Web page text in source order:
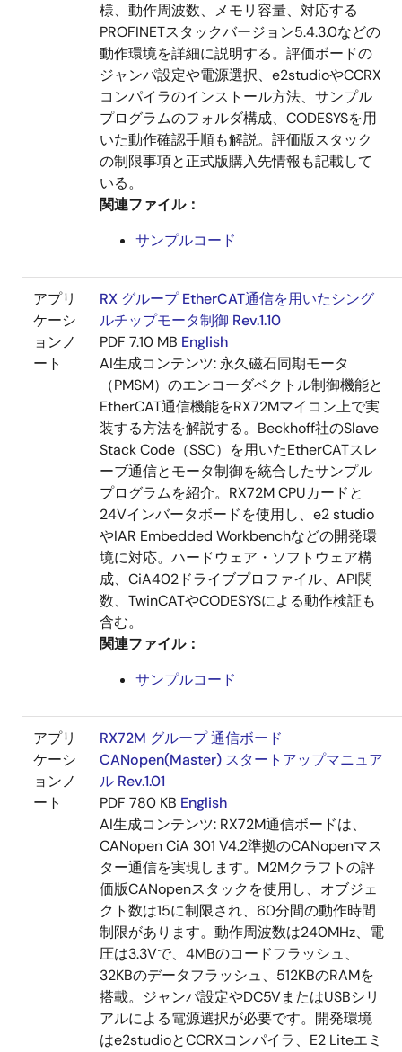
様、動作周波数、メモリ容量、対応する
PROFINETスタックバージョン5.4.3.0などの
動作環境を詳細に説明する。評価ボードの
ジャンパ設定や電源選択、e2studioやCCRX
コンパイラのインストール方法、サンプル
プログラムのフォルダ構成、CODESYSを用
いた動作確認手順も解説。評価版スタック
の制限事項と正式版購入先情報も記載して
いる。
関連ファイル：
サンプルコード
アプリ
ケーシ
ョンノ
ート
RX グループ EtherCAT通信を用いたシング
ルチップモータ制御 Rev.1.10
PDF 7.10 MB English
AI生成コンテンツ:永久磁石同期モータ
（PMSM）のエンコーダベクトル制御機能と
EtherCAT通信機能をRX72Mマイコン上で実
装する方法を解説する。Beckhoff社のSlave
Stack Code（SSC）を用いたEtherCATスレ
ーブ通信とモータ制御を統合したサンプル
プログラムを紹介。RX72M CPUカードと
24Vインバータボードを使用し、e2 studio
やIAR Embedded Workbenchなどの開発環
境に対応。ハードウェア・ソフトウェア構
成、CiA402ドライブプロファイル、API関
数、TwinCATやCODESYSによる動作検証も
含む。
関連ファイル：
サンプルコード
アプリ
ケーシ
ョンノ
ート
RX72M グループ 通信ボード
CANopen(Master) スタートアップマニュア
ル Rev.1.01
PDF 780 KB English
AI生成コンテンツ: RX72M通信ボードは、
CANopen CiA 301 V4.2準拠のCANopenマス
ター通信を実現します。M2Mクラフトの評
価版CANopenスタックを使用し、オブジェ
クト数は15に制限され、60分間の動作時間
制限があります。動作周波数は240MHz、電
圧は3.3Vで、4MBのコードフラッシュ、
32KBのデータフラッシュ、512KBのRAMを
搭載。ジャンパ設定やDC5VまたはUSBシリ
アルによる電源選択が必要です。開発環境
はe2studioとCCRXコンパイラ、E2 Liteエミ